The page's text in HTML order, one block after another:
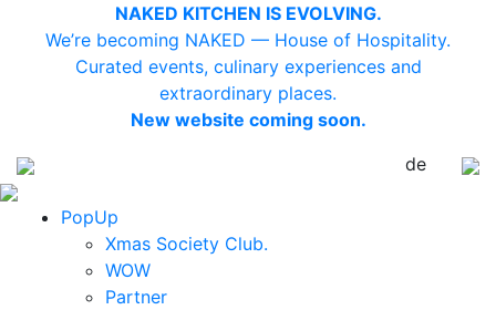
NAKED KITCHEN IS EVOLVING.
We’re becoming NAKED — House of Hospitality.
Curated events, culinary experiences and
extraordinary places.
New website coming soon.
de
PopUp
Xmas Society Club.
WOW
Partner